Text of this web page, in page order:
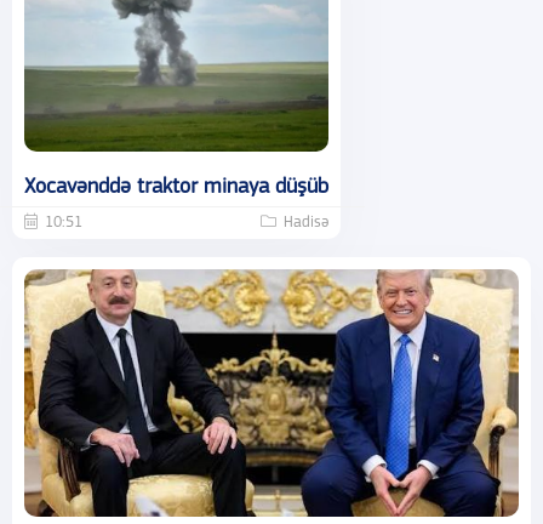
Xocavənddə traktor minaya düşüb
10:51 Hadisə